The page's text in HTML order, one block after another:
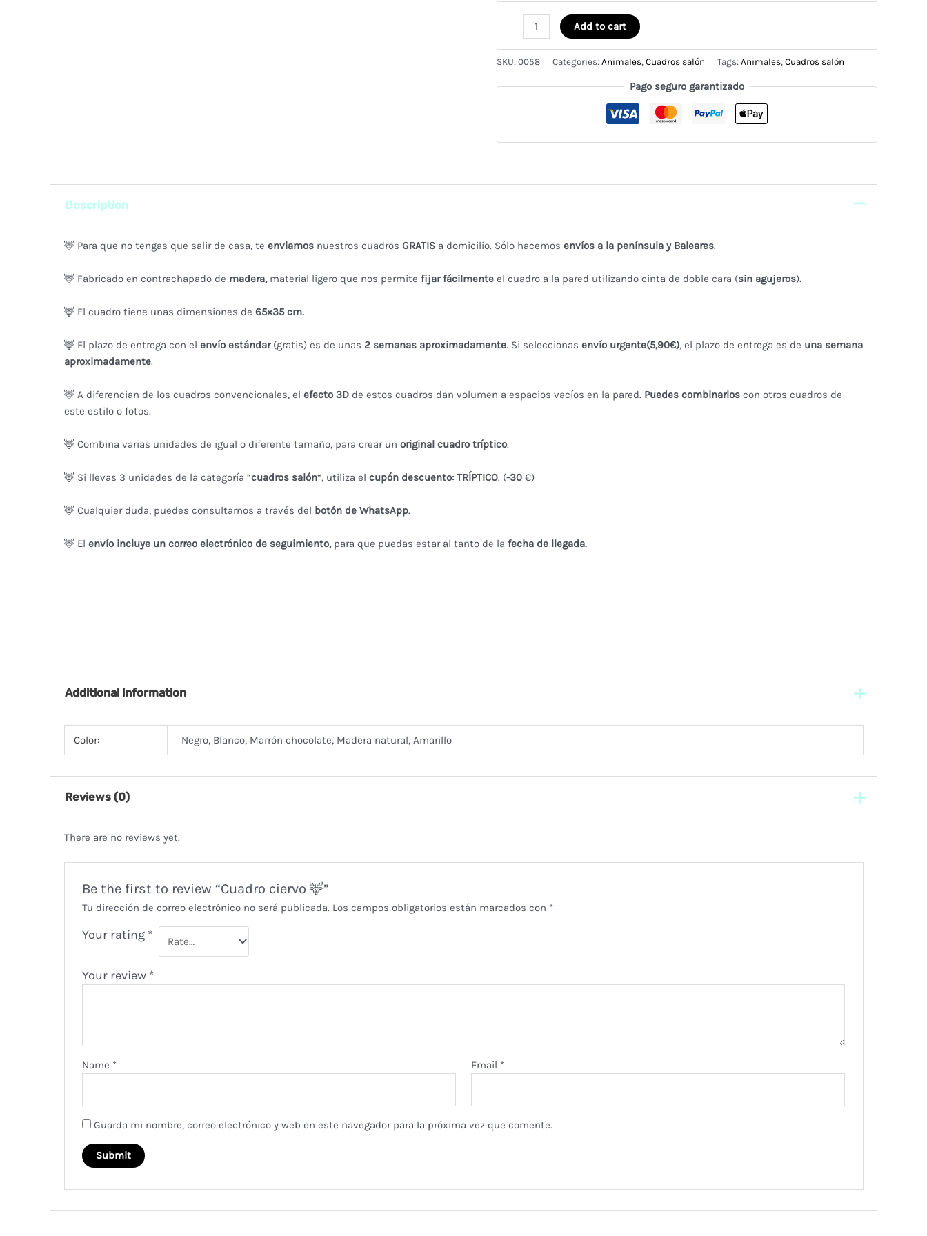
ciervo
Add to cart
SKU: 0058 Categories: Animales, Cuadros salón Tags: Animales, Cuadros salón
Pago seguro garantizado
Description
🦌 Para que no tengas que salir de casa, te enviamosnuestros cuadros GRATISa domicilio. Sólo hacemos envíos a la península y Baleares.
🦌 Fabricado en contrachapado de madera, material ligero que nos permite fijarfácilmenteel cuadro a la pared utilizando cinta de doble cara (sin agujeros).
🦌 El cuadro tiene unas dimensiones de 65×35 cm.
🦌 El plazo de entrega con el envío estándar(gratis) es de unas 2 semanas aproximadamente. Si seleccionas envío urgente(5,90€), el plazo de entrega es de una semana
aproximadamente.
🦌 A diferencian de los cuadros convencionales, el efecto 3Dde estos cuadros dan volumen a espacios vacíos en la pared. Puedes combinarloscon otros cuadros de
este estilo o fotos.
🦌 Combina varias unidades de igual o diferente tamaño, para crear un original cuadro tríptico.
🦌 Si llevas 3 unidades de la categoría “cuadros salón“, utiliza el cupón descuento: TRÍPTICO. (-30€)
🦌 Cualquier duda, puedes consultarnos a través del botón de WhatsApp.
🦌 El envío incluye un correo electrónico de seguimiento,para que puedas estar al tanto de la fecha de llegada.
Additional information
Color: Negro, Blanco, Marrón chocolate, Madera natural, Amarillo
Reviews (0)
There are no reviews yet.
Be the first to review “Cuadro ciervo 🦌”
Tu dirección de correo electrónico no será publicada. Los campos obligatorios están marcados con *
Your rating *
Your review *
Name * Email *
Guarda mi nombre, correo electrónico y web en este navegador para la próxima vez que comente.